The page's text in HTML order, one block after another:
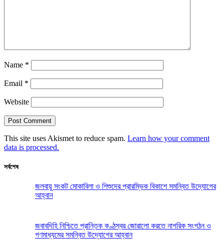
Name *
Email *
Website
This site uses Akismet to reduce spam. Learn how your comment
data is processed.
সর্বশেষ
জলবায়ু সংকট মোকাবিলা ও শিশুদের প্রারম্ভিক বিকাশে সমন্বিত উদ্যোগের
আহ্বান
জবাবদিহি নিশ্চিতে প্রান্তিক কণ্ঠস্বর জোরালো করতে নাগরিক সংগঠন ও
গণমাধ্যমের সমন্বিত উদ্যোগের আহ্বান